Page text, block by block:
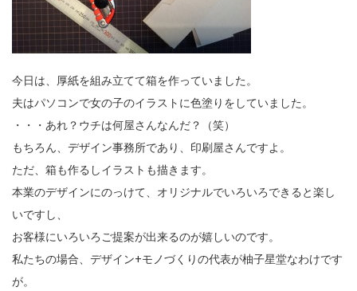
今日は、厚紙を組み立てて箱を作っていました。
夫はパソコンで女の子のイラストに色塗りをしていました。
・・・あれ？ウチは何屋さんなんだ？（笑）
もちろん、デザイン事務所であり、印刷屋さんですよ。
ただ、箱も作るしイラストも描きます。
本業のデザインにのっけて、オリジナルでいろいろできると楽し
いですし、
お客様にいろいろご提案が出来るのが嬉しいのです。
私たちの場合、デザイン+モノづくりの代表が柚子星堂なわけです
が。